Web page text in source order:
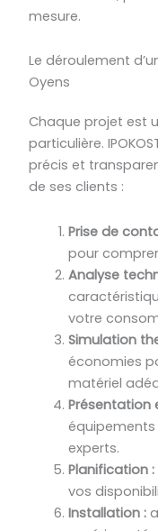
mesure.
Le déroulement
Oyens
Chaque projet est
particulière.
précis et
de ses clients :
Prise de
pour
Analyse
votre
Simulation
économies
matériel
Présentation
experts.
Planification :
vos
Installation :